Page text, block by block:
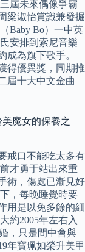
屆未來偶像爭霸
梁淑怡賞識兼發掘
Baby Bo）一中英
安排到索尼音樂
成為旗下歌手。
得優異獎，同期推
屆十大中文金曲
魔女的保養之
戒口不能吃太多有
才勇于站出來重
術，傷處已漸見好
，每晚睡覺時要
用是以免多餘的細
約2005年左右入
，只是間中會與
年寶珮如榮升美甲